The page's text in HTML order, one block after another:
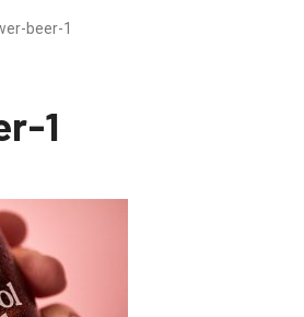
beer-1
1